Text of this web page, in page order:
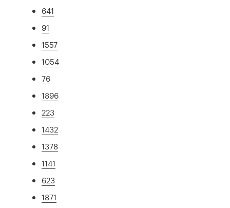
641
91
1557
1054
76
1896
223
1432
1378
1141
623
1871